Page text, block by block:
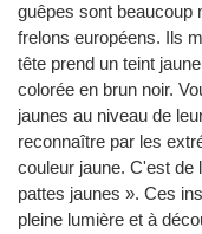
guêpes sont beaucoup
frelons européens. Ils
tête prend un teint
colorée en brun noir.
jaunes au niveau de
reconnaître par les
couleur jaune. C'est de
pattes jaunes ». Ces
pleine lumière et à